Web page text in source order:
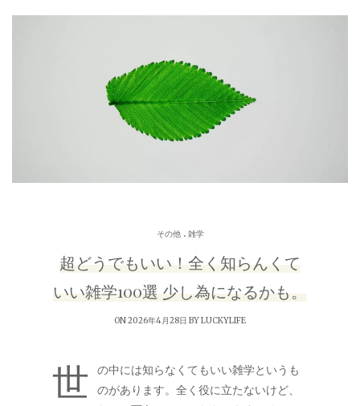
その他. 雑学
超どうでもいい！全く知らんくて
いい雑学100選 少し為になるかも。
ON 2026年4月28日 BYLUCKYLIFE
世
の中には知らなくてもいい雑学というも
のがあります。全く役に立たないけど、